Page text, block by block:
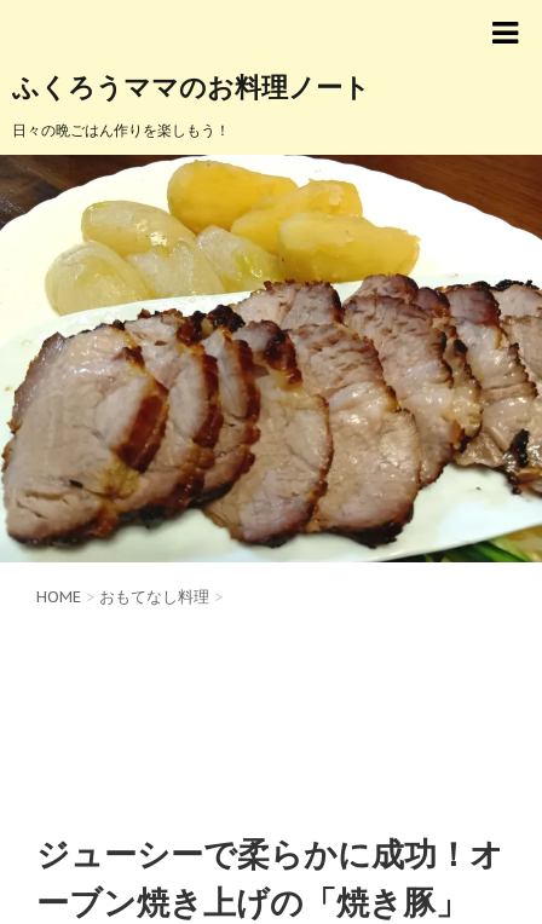
ふくろうママのお料理ノート
日々の晩ごはん作りを楽しもう！
HOME > おもてなし料理 >
ジューシーで柔らかに成功！オ
ーブン焼き上げの「焼き豚」